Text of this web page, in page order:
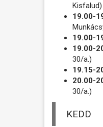
Kisfalud)
19.00-
19.00-
19.00-
30/a.)
19.15-
20.00-
30/a.)
KEDD